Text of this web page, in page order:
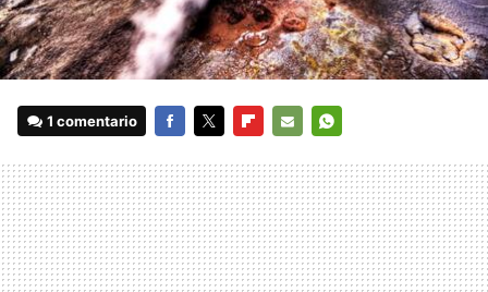
1 comentario
MAIL